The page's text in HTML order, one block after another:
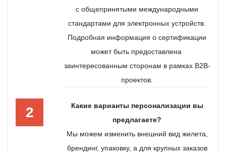
с общепринятыми международными
стандартами для электронных устройств.
Подробная информация о сертификации
может быть предоставлена ​​
заинтересованным сторонам в рамках B2B-
проектов.
2
Какие варианты персонализации вы
предлагаете?
Мы можем изменить внешний вид жилета,
брендинг, упаковку, а для крупных заказов